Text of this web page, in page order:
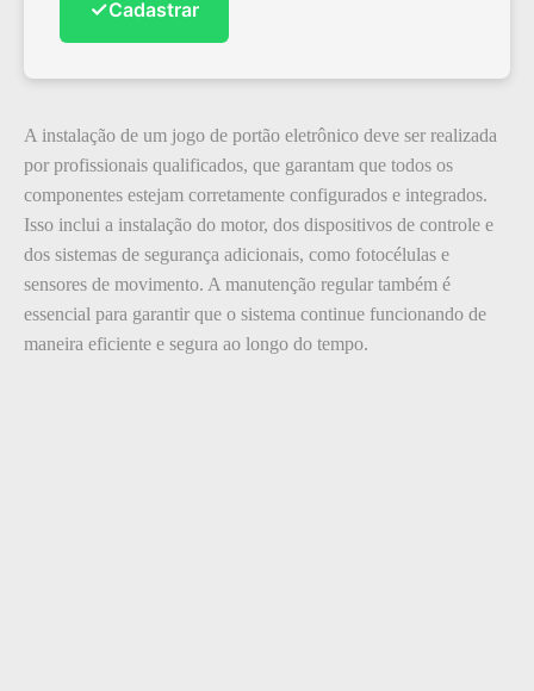
✓Cadastrar
A instalação de um jogo de portão eletrônico deve ser realizada
por profissionais qualificados, que garantam que todos os
componentes estejam corretamente configurados e integrados.
Isso inclui a instalação do motor, dos dispositivos de controle e
dos sistemas de segurança adicionais, como fotocélulas e
sensores de movimento. A manutenção regular também é
essencial para garantir que o sistema continue funcionando de
maneira eficiente e segura ao longo do tempo.